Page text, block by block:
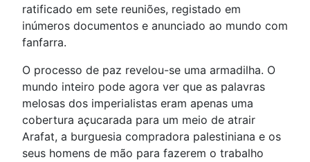
ratificado em sete reuniões, registado em
inúmeros documentos e anunciado ao mundo com
fanfarra.
O processo de paz revelou-se uma armadilha. O
mundo inteiro pode agora ver que as palavras
melosas dos imperialistas eram apenas uma
cobertura açucarada para um meio de atrair
Arafat, a burguesia compradora palestiniana e os
seus homens de mão para fazerem o trabalho